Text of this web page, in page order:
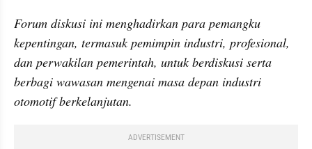
Forum diskusi ini menghadirkan para pemangku
kepentingan, termasuk pemimpin industri, profesional,
dan perwakilan pemerintah, untuk berdiskusi serta
berbagi wawasan mengenai masa depan industri
otomotif berkelanjutan.
ADVERTISEMENT